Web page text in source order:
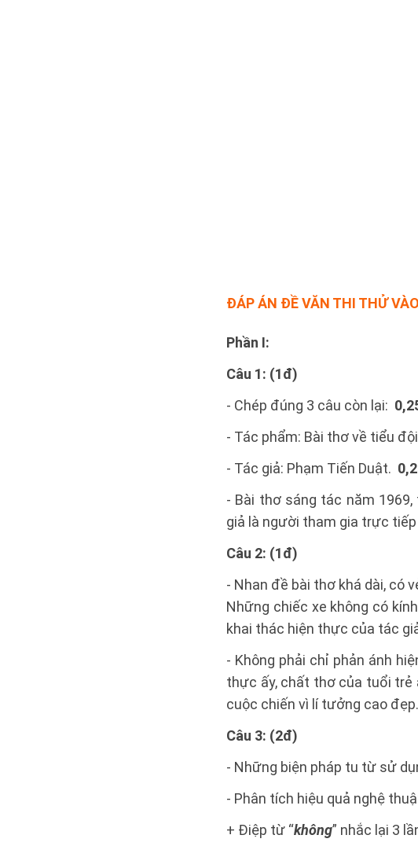
ĐÁP ÁN ĐỀ VĂN THI THỬ
Phần I:
Câu 1: (1đ)
- Chép đúng 3 câu còn lại:
- Tác phẩm: Bài thơ về tiểu
- Tác giả: Phạm Tiến Duật.
- Bài thơ sáng tác năm
giả là người tham gia trực
Câu 2: (1đ)
- Nhan đề bài thơ khá dài, có
Những chiếc xe không có
khai thác hiện thực của tác
- Không phải chỉ phản ánh
thực ấy, chất thơ của tuổi trẻ
cuộc chiến vì lí tưởng cao đẹp.
Câu 3: (2đ)
- Những biện pháp tu từ sử
- Phân tích hiệu quả nghệ
+ Điệp từ “không” nhắc lại 3